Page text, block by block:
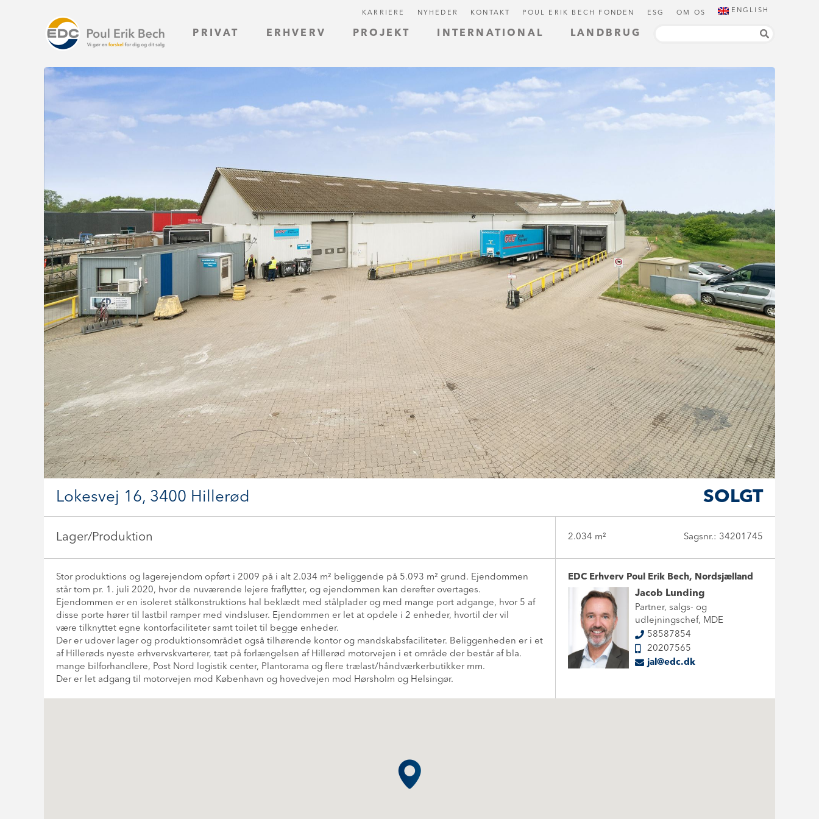
PRIVAT ERHVERV PROJEKT INTERNATIONAL LANDBRUG
KARRIERE NYHEDER KONTAKT POUL ERIK BECH FONDEN ESG OM OS ENGLISH
SOLGT
Lokesvej 16, 3400 Hillerød
Lager/Produktion 2.034 m² Sagsnr.: 34201745
Stor produktions og lagerejendom opført i 2009 på i alt 2.034 m² beliggende på 5.093 m² grund. Ejendommen
står tom pr. 1. juli 2020, hvor de nuværende lejere fraflytter, og ejendommen kan derefter overtages.
Ejendommen er en isoleret stålkonstruktions hal beklædt med stålplader og med mange port adgange, hvor 5 af
disse porte hører til lastbil ramper med vindsluser. Ejendommen er let at opdele i 2 enheder, hvortil der vil
være tilknyttet egne kontorfaciliteter samt toilet til begge enheder.
Der er udover lager og produktionsområdet også tilhørende kontor og mandskabsfaciliteter. Beliggenheden er i et
af Hillerøds nyeste erhvervskvarterer, tæt på forlængelsen af Hillerød motorvejen i et område der består af bla.
mange bilforhandlere, Post Nord logistik center, Plantorama og flere trælast/håndværkerbutikker mm.
Der er let adgang til motorvejen mod København og hovedvejen mod Hørsholm og Helsingør.
EDC Erhverv Poul Erik Bech, Nordsjælland
Jacob Lunding
Partner, salgs- og
udlejningschef, MDE
58587854
20207565
jal@edc.dk